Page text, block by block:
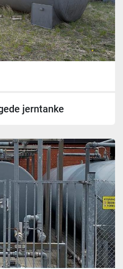
jerntanke